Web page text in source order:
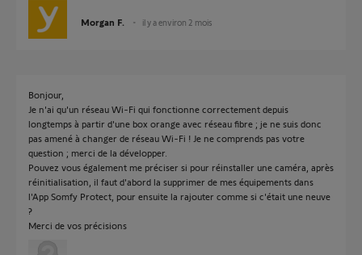
Morgan F. il y a environ 2 mois
Bonjour,
Je n'ai qu'un réseau Wi-Fi qui fonctionne correctement depuis
longtemps à partir d'une box orange avec réseau fibre ; je ne suis donc
pas amené à changer de réseau Wi-Fi ! Je ne comprends pas votre
question ; merci de la développer.
Pouvez vous également me préciser si pour réinstaller une caméra, après
réinitialisation, il faut d'abord la supprimer de mes équipements dans
l'App Somfy Protect, pour ensuite la rajouter comme si c'était une neuve
?
Merci de vos précisions